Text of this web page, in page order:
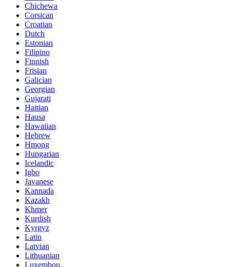
Chichewa
Corsican
Croatian
Dutch
Estonian
Filipino
Finnish
Frisian
Galician
Georgian
Gujarati
Haitian
Hausa
Hawaiian
Hebrew
Hmong
Hungarian
Icelandic
Igbo
Javanese
Kannada
Kazakh
Khmer
Kurdish
Kyrgyz
Latin
Latvian
Lithuanian
Luxembou..